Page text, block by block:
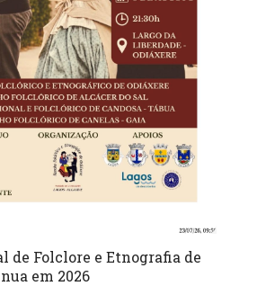
de Folclore e Etnografia de
em 2026